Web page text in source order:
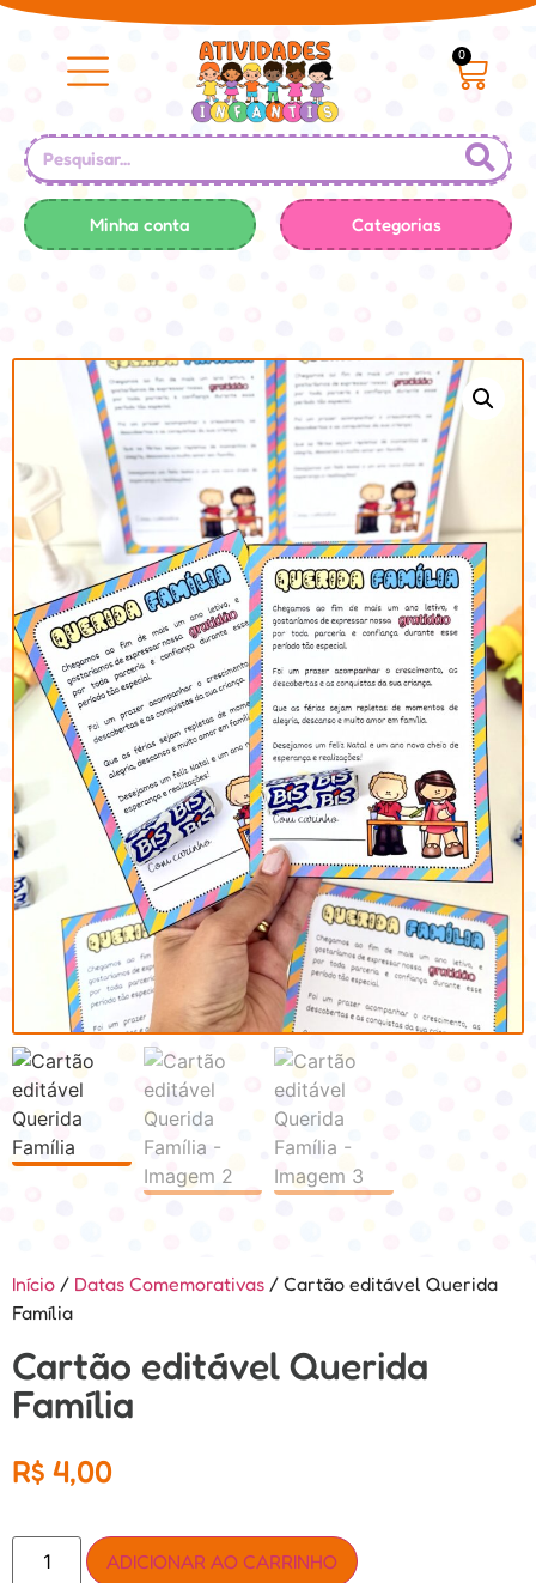
0
Minha conta Categorias
Início / Datas Comemorativas / Cartão editável Querida
Família
Cartão editável Querida
Família
R$ 4,00
ADICIONAR AO CARRINHO